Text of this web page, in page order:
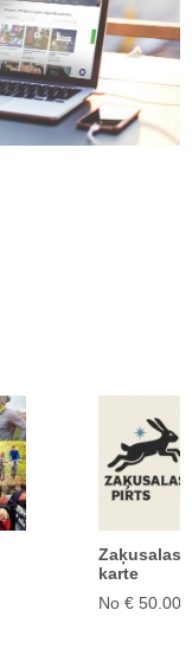
Zaķusalas
karte
No € 50.00